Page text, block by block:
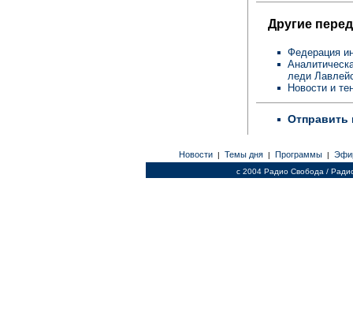
Другие
Федерация
леди
Новости и
Отправить
Новости | Темы дня | Программы |
c 2004 Радио Свобода /